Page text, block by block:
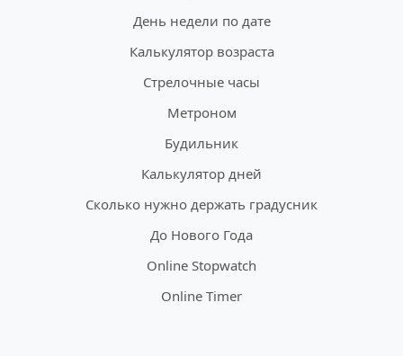
День недели по дате
Калькулятор возраста
Стрелочные часы
Метроном
Будильник
Калькулятор дней
Сколько нужно держать градусник
До Нового Года
Online Stopwatch
Online Timer